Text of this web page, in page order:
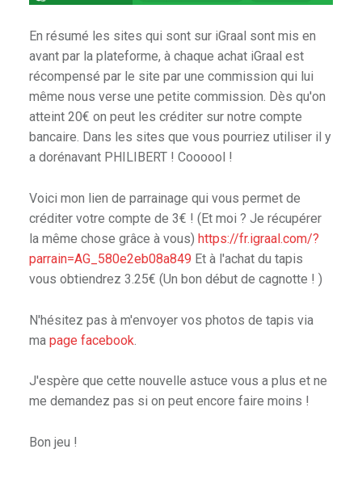
En résumé les sites qui sont sur iGraal sont mis en
avant par la plateforme, à chaque achat iGraal est
récompensé par le site par une commission qui lui
même nous verse une petite commission. Dès qu'on
atteint 20€ on peut les créditer sur notre compte
bancaire. Dans les sites que vous pourriez utiliser il y
a dorénavant PHILIBERT ! Coooool !
Voici mon lien de parrainage qui vous permet de
créditer votre compte de 3€ ! (Et moi ? Je récupérer
la même chose grâce à vous) https://fr.igraal.com/?
parrain=AG_580e2eb08a849 Et à l'achat du tapis
vous obtiendrez 3.25€ (Un bon début de cagnotte ! )
N'hésitez pas à m'envoyer vos photos de tapis via
ma page facebook
J'espère que cette nouvelle astuce vous a plus et ne
me demandez pas si on peut encore faire moins !
Bon jeu !